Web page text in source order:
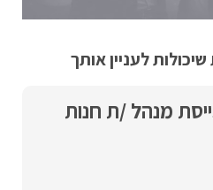
לעניין אותך
מנהל /ת חנות